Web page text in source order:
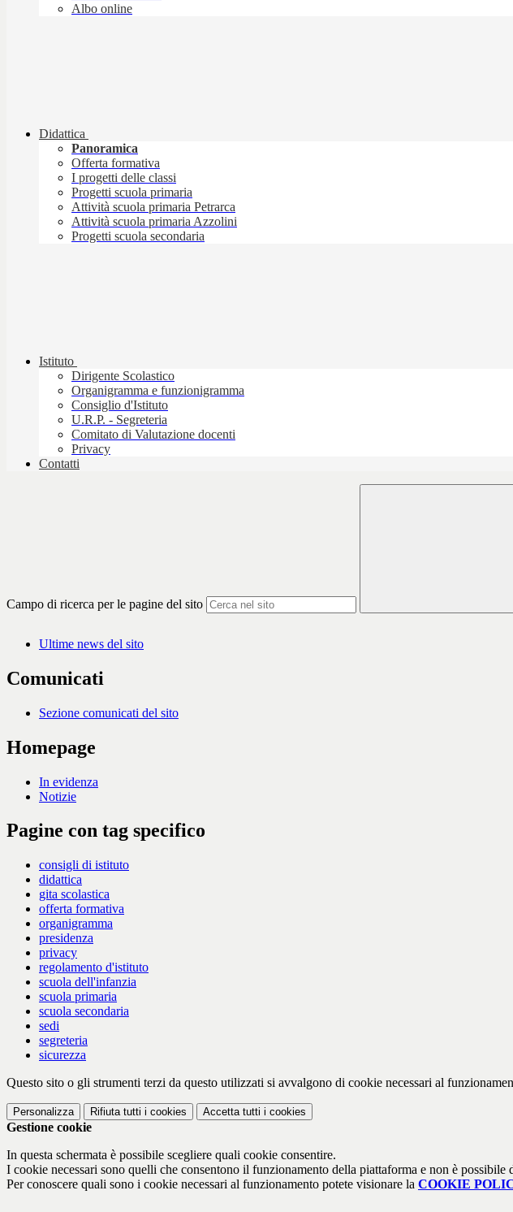
Albo online
Didattica
Panoramica
Offerta formativa
I progetti delle classi
Progetti scuola primaria
Attività scuola primaria Petrarca
Attività scuola primaria Azzolini
Progetti scuola secondaria
Istituto
Dirigente Scolastico
Organigramma e funzionigramma
Consiglio d'Istituto
U.R.P. - Segreteria
Comitato di Valutazione docenti
Privacy
Contatti
Campo di ricerca per le pagine del sito
Ultime news del sito
Comunicati
Sezione comunicati del sito
Homepage
In evidenza
Notizie
Pagine con tag specifico
consigli di istituto
didattica
gita scolastica
offerta formativa
organigramma
presidenza
privacy
regolamento d'istituto
scuola dell'infanzia
scuola primaria
scuola secondaria
sedi
segreteria
sicurezza
Questo sito o gli strumenti terzi da questo utilizzati si avvalgono di cookie necessari al
Personalizza Rifiuta tutti i cookies Accetta tutti i cookies
Gestione cookie
In questa schermata è possibile scegliere quali cookie consentire.
I cookie necessari sono quelli che consentono il funzionamento della piattaforma e non è possibile
Per conoscere quali sono i cookie necessari al funzionamento potete visionare la COOKIE